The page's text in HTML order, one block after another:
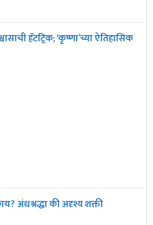
हॅटट्रिक; ‘कृष्णा’च्या ऐतिहासिक
अंधश्रद्धा की अदृश्य शक्ती